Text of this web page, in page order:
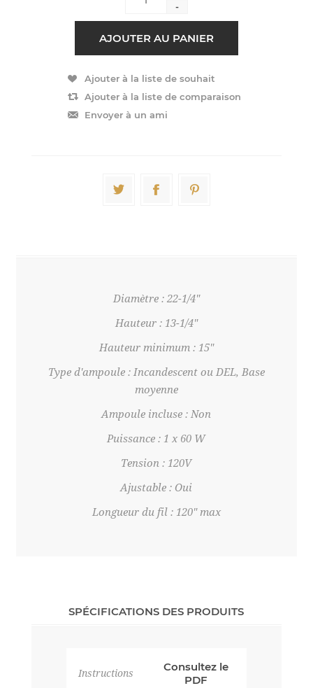
-
Diamètre : 22-1/4"
Hauteur : 13-1/4"
Hauteur minimum : 15"
Type d'ampoule : Incandescent ou DEL, Base
moyenne
Ampoule incluse : Non
Puissance : 1 x 60 W
Tension : 120V
Ajustable : Oui
Longueur du fil : 120" max
SPÉCIFICATIONS DES PRODUITS
Instructions
Consultez le
PDF